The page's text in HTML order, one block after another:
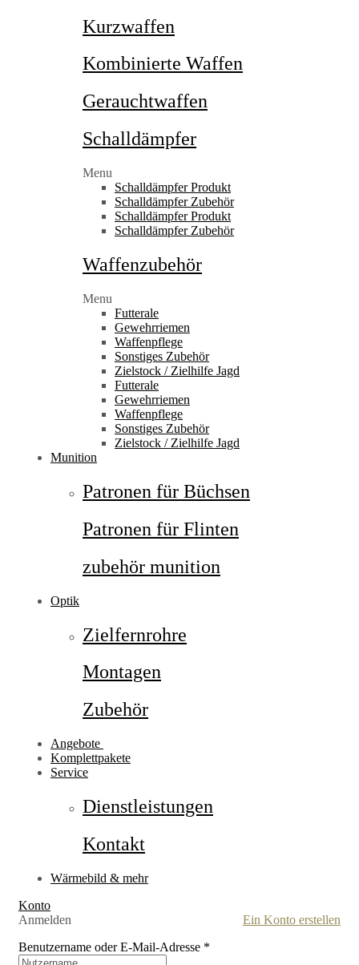
Kurzwaffen
Kombinierte Waffen
Gerauchtwaffen
Schalldämpfer
Menu
Schalldämpfer Produkt
Schalldämpfer Zubehör
Schalldämpfer Produkt
Schalldämpfer Zubehör
Waffenzubehör
Menu
Futterale
Gewehrriemen
Waffenpflege
Sonstiges Zubehör
Zielstock / Zielhilfe Jagd
Futterale
Gewehrriemen
Waffenpflege
Sonstiges Zubehör
Zielstock / Zielhilfe Jagd
Munition
Patronen für Büchsen
Patronen für Flinten
zubehör munition
Optik
Zielfernrohre
Montagen
Zubehör
Angebote
Komplettpakete
Service
Dienstleistungen
Kontakt
Wärmebild & mehr
Konto
Anmelden
Ein Konto erstellen
Benutzername oder E-Mail-Adresse *